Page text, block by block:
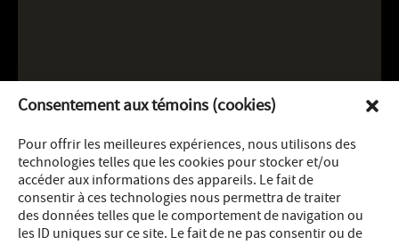
Consentement aux témoins (cookies)
Pour offrir les meilleures expériences, nous utilisons des
technologies telles que les cookies pour stocker et/ou
accéder aux informations des appareils. Le fait de
consentir à ces technologies nous permettra de traiter
des données telles que le comportement de navigation ou
les ID uniques sur ce site. Le fait de ne pas consentir ou de